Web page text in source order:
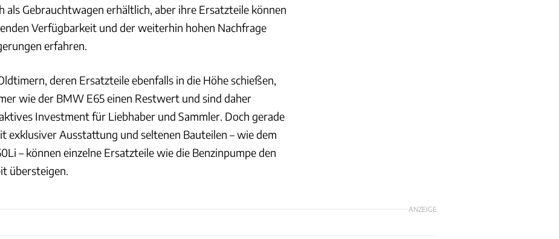
als Gebrauchtwagen erhältlich, aber ihre Ersatzteile können
Verfügbarkeit und der weiterhin hohen Nachfrage
erfahren.
deren Ersatzteile ebenfalls in die Höhe schießen,
wie der BMW E65 einen Restwert und sind daher
Investment für Liebhaber und Sammler. Doch gerade
exklusiver Ausstattung und seltenen Bauteilen – wie dem
– können einzelne Ersatzteile wie die Benzinpumpe den
übersteigen.
ANZEIGE